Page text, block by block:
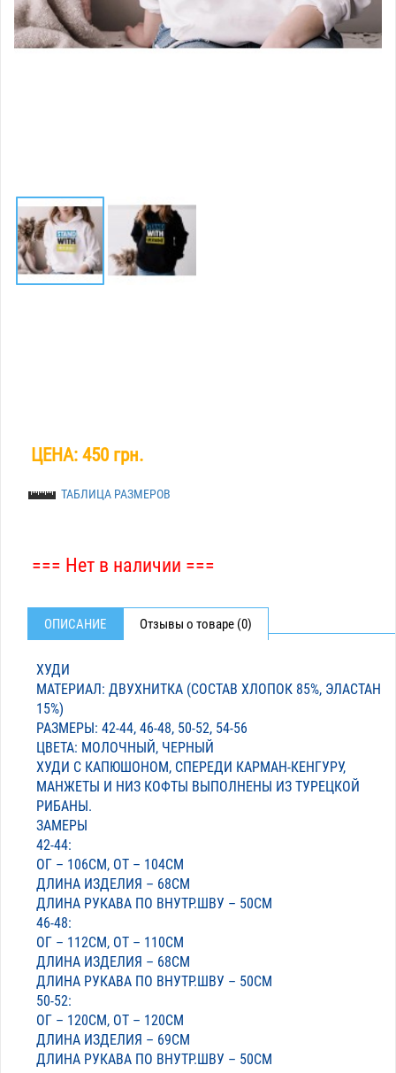
ЦЕНА: 450 грн.
ТАБЛИЦА РАЗМЕРОВ
=== Нет в наличии ===
ОПИСАНИЕ Отзывы о товаре (0)
ХУДИ
МАТЕРИАЛ: ДВУХНИТКА (СОСТАВ ХЛОПОК 85%, ЭЛАСТАН
15%)
РАЗМЕРЫ: 42-44, 46-48, 50-52, 54-56
ЦВЕТА: МОЛОЧНЫЙ, ЧЕРНЫЙ
ХУДИ С КАПЮШОНОМ, СПЕРЕДИ КАРМАН-КЕНГУРУ,
МАНЖЕТЫ И НИЗ КОФТЫ ВЫПОЛНЕНЫ ИЗ ТУРЕЦКОЙ
РИБАНЫ.
ЗАМЕРЫ
42-44:
ОГ – 106СМ, ОТ – 104СМ
ДЛИНА ИЗДЕЛИЯ – 68СМ
ДЛИНА РУКАВА ПО ВНУТР.ШВУ – 50СМ
46-48:
ОГ – 112СМ, ОТ – 110СМ
ДЛИНА ИЗДЕЛИЯ – 68СМ
ДЛИНА РУКАВА ПО ВНУТР.ШВУ – 50СМ
50-52:
ОГ – 120СМ, ОТ – 120СМ
ДЛИНА ИЗДЕЛИЯ – 69СМ
ДЛИНА РУКАВА ПО ВНУТР.ШВУ – 50СМ